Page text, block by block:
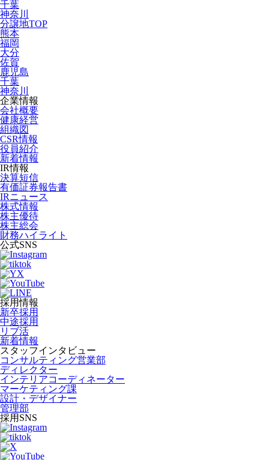
千葉
神奈川
分譲地TOP
熊本
福岡
大分
佐賀
鹿児島
千葉
神奈川
企業情報
会社概要
健康経営
組織図
CSR情報
役員紹介
新着情報
IR情報
決算短信
有価証券報告書
IRニュース
株式情報
株主優待
株主総会
財務ハイライト
公式SNS
採用情報
新卒採用
中途採用
リブ活
新着情報
スタッフインタビュー
コンサルティング営業部
ディレクター
インテリアコーディネーター
マーケティング課
設計・デザイナー
管理部
採用SNS